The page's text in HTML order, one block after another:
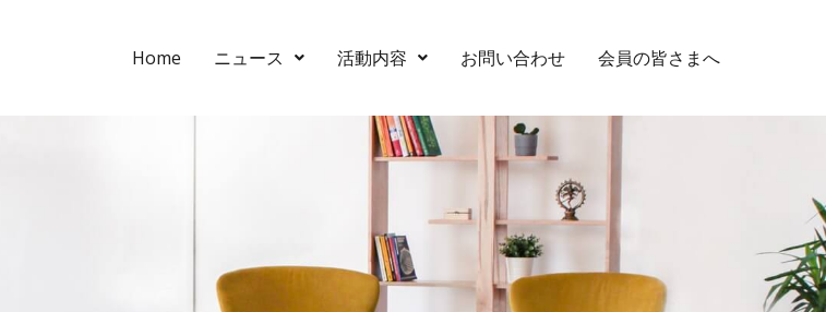
Home ニュース 活動内容 お問い合わせ 会員の皆さまへ